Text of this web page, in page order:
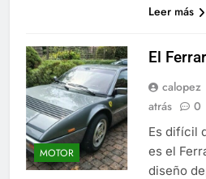
Leer más
MOTOR
El
calopez
atrás
0
Es difícil
es el
diseño